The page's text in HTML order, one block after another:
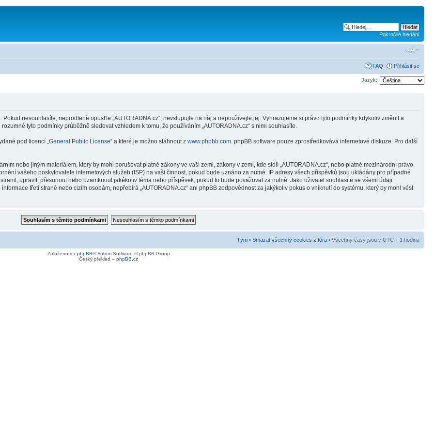
Pokročilé hledání
FAQ Přihlásit se
Jazyk:
nesouhlasíte, neprodleně opusťte „AUTORADNA.cz“, nevstupujte na něj a nepoužívejte jej. Vyhrazujeme si právo tyto podmínky kdykoliv změnit a
tyto podmínky průběžně sledovat vzhledem k tomu, že používáním „AUTORADNA.cz“ s nimi souhlasíte.
pod licencí „ General Public License“ a které je možno stáhnout z www.phpbb.com . phpBB software pouze zprostředkovává internetové diskuze. Pro další
nebo jiným materiálem, který by mohl porušovat platné zákony ve vaší zemi, zákony v zemi, kde sídlí „AUTORADNA.cz“, nebo platné mezinárodní právo.
vašeho poskytovatele internetových služeb (ISP) na vaši činnost, pokud bude uznáno za nutné. IP adresy všech příspěvků jsou ukládány pro případné
upravit, přesunout nebo uzamknout jakékoliv téma nebo příspěvek, pokud to bude považovat za nutné. Jako uživatel souhlasíte se všemi údaji
třetí straně nebo cizím osobám, nepřebírá „AUTORADNA.cz“ ani phpBB zodpovědnost za jakýkoliv pokus o vniknutí do systému, který by mohl vést
Tým • Smazat všechny cookies z fóra • Všechny časy jsou v UTC + 1 hodina
Založeno na phpBB® Forum Software © phpBB Group
Český překlad – phpBB.cz